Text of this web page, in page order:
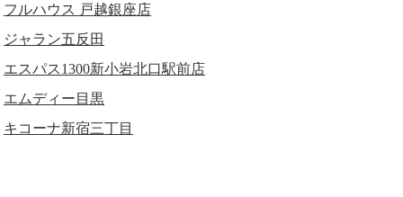
フルハウス 戸越銀座店
ジャラン五反田
エスパス1300新小岩北口駅前店
エムディー目黒
キコーナ新宿三丁目